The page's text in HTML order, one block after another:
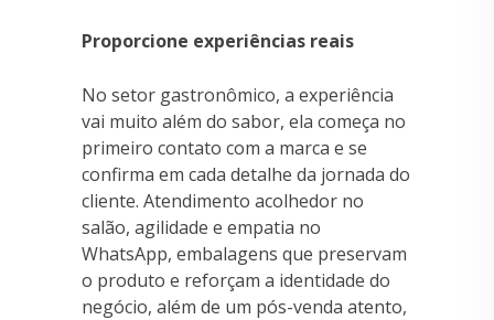
Proporcione experiências reais
No setor gastronômico, a experiência
vai muito além do sabor, ela começa no
primeiro contato com a marca e se
confirma em cada detalhe da jornada do
cliente. Atendimento acolhedor no
salão, agilidade e empatia no
WhatsApp, embalagens que preservam
o produto e reforçam a identidade do
negócio, além de um pós-venda atento,